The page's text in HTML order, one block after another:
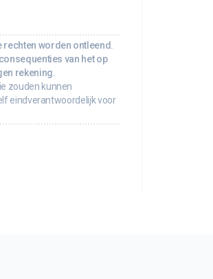
worden ontleend.
van het op
rekening.
zouden kunnen
eindverantwoordelijk voor